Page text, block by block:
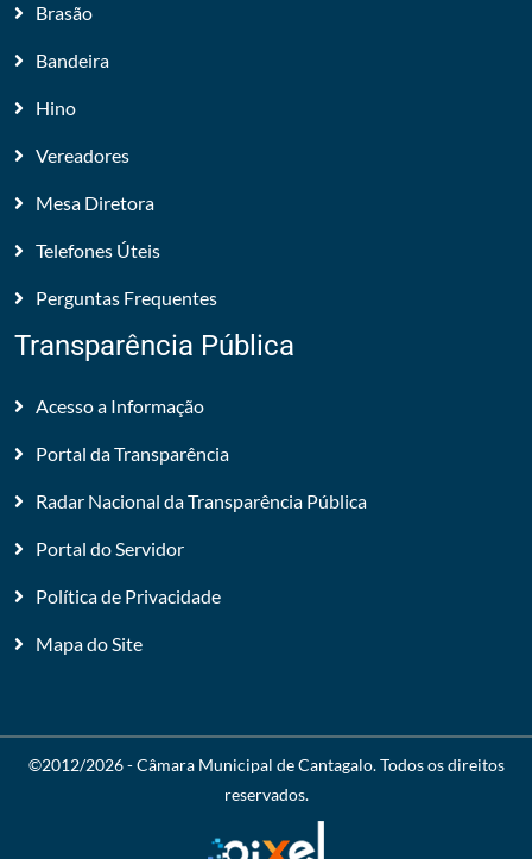
Brasão
Bandeira
Hino
Vereadores
Mesa Diretora
Telefones Úteis
Perguntas Frequentes
Transparência Pública
Acesso a Informação
Portal da Transparência
Radar Nacional da Transparência Pública
Portal do Servidor
Política de Privacidade
Mapa do Site
©2012/2026 -Câmara Municipal de Cantagalo. Todos os direitos
reservados.